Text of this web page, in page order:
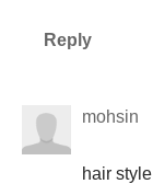
Reply
mohsin
hair